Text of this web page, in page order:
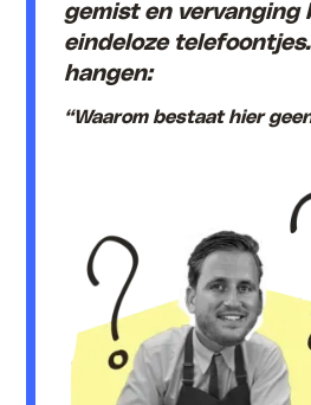
gemist en vervanging
eindeloze
hangen:
“Waarom bestaat hier